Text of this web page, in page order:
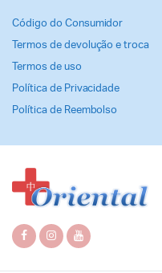
Código do Consumidor
Termos de devolução e troca
Termos de uso
Política de Privacidade
Política de Reembolso